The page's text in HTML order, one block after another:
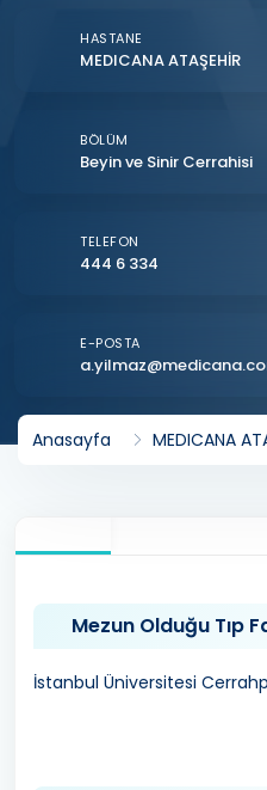
HASTANE
MEDICANA ATAŞEHİR
BÖLÜM
Beyin ve Sinir Cerrahisi
TELEFON
444 6 334
E-POSTA
Anasayfa MEDICANA
Mezun Olduğu Tıp
İstanbul Üniversitesi